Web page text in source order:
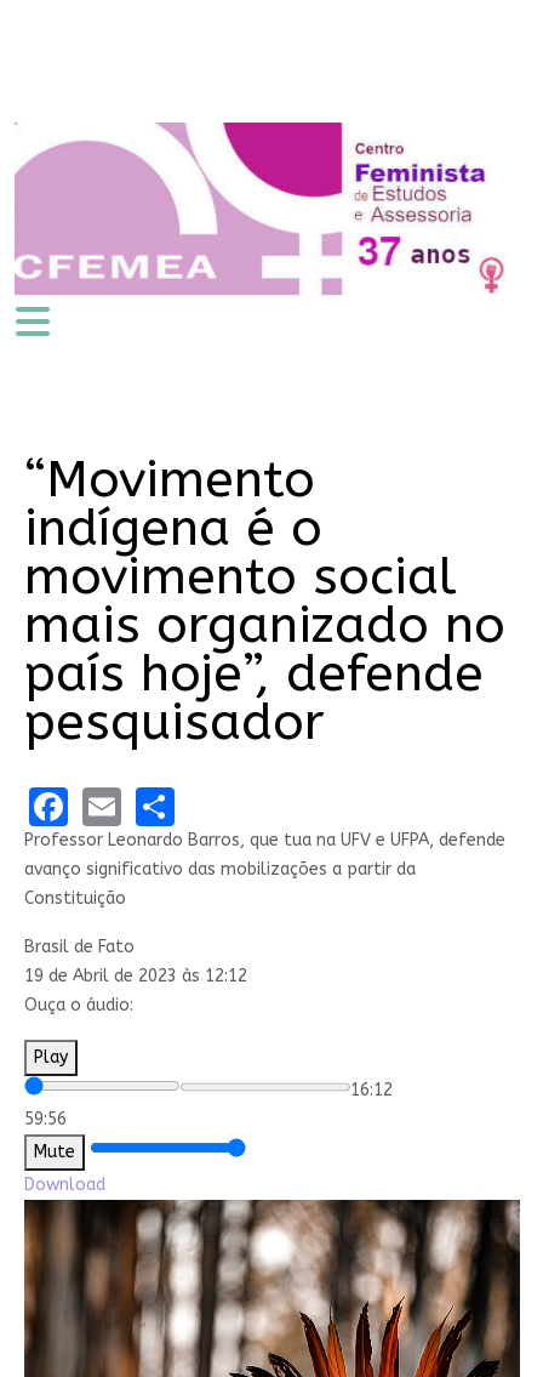
“Movimento
indígena é o
movimento social
mais organizado no
país hoje”, defende
pesquisador
Facebook
EmailShare
Professor Leonardo Barros, que tua na UFV e UFPA, defende
avanço significativo das mobilizações a partir da
Constituição
Brasil de Fato
19 de Abril de 2023 às 12:12
Ouça o áudio:
Play
16:12
59:56
Mute
Download